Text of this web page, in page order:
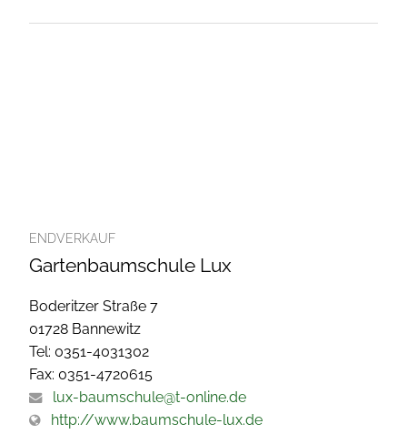
ENDVERKAUF
Gartenbaumschule Lux
Boderitzer Straße 7
01728 Bannewitz
Tel: 0351-4031302
Fax: 0351-4720615
lux-baumschule@t-online.de
http://www.baumschule-lux.de